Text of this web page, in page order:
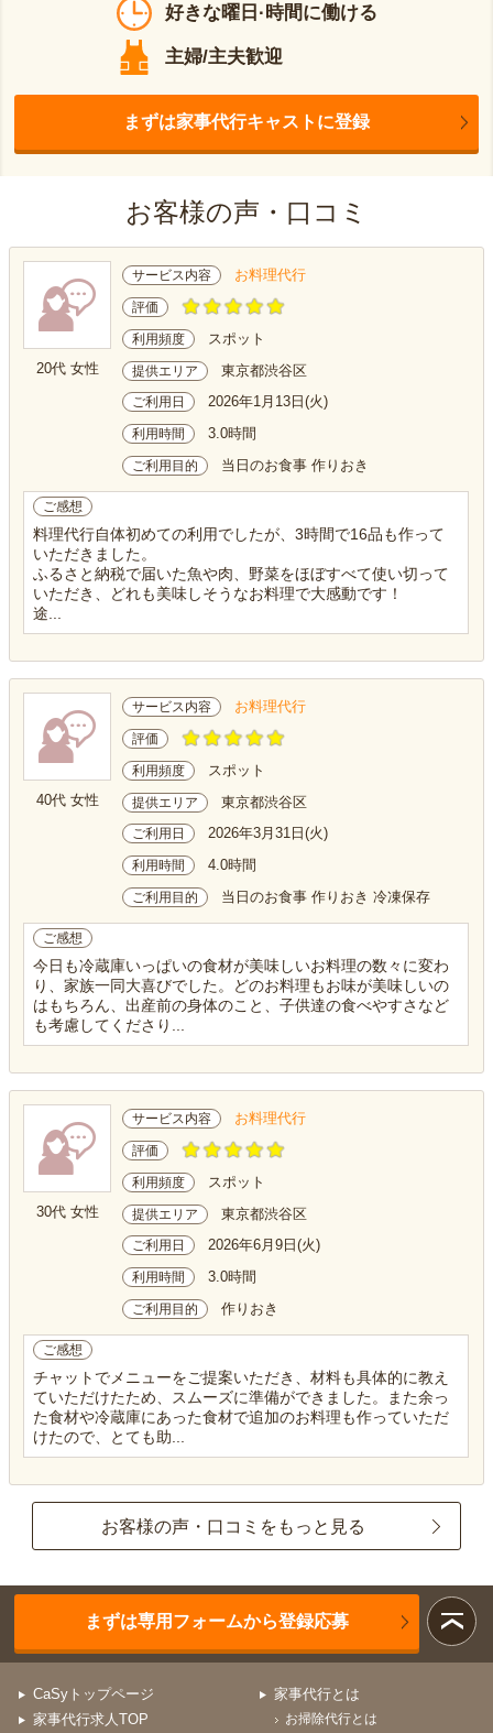
好きな曜日·時間に働ける
主婦/主夫歓迎
まずは家事代行キャストに登録
お客様の声・口コミ
20代 女性
サービス内容 お料理代行
評価
利用頻度 スポット
提供エリア 東京都渋谷区
ご利用日 2026年1月13日(火)
利用時間 3.0時間
ご利用目的 当日のお食事 作りおき
ご感想
料理代行自体初めての利用でしたが、3時間で16品も作って
いただきました。
ふるさと納税で届いた魚や肉、野菜をほぼすべて使い切って
いただき、どれも美味しそうなお料理で大感動です！
途...
40代 女性
サービス内容 お料理代行
評価
利用頻度 スポット
提供エリア 東京都渋谷区
ご利用日 2026年3月31日(火)
利用時間 4.0時間
ご利用目的 当日のお食事 作りおき 冷凍保存
ご感想
今日も冷蔵庫いっぱいの食材が美味しいお料理の数々に変わ
り、家族一同大喜びでした。どのお料理もお味が美味しいの
はもちろん、出産前の身体のこと、子供達の食べやすさなど
も考慮してくださり...
30代 女性
サービス内容 お料理代行
評価
利用頻度 スポット
提供エリア 東京都渋谷区
ご利用日 2026年6月9日(火)
利用時間 3.0時間
ご利用目的 作りおき
ご感想
チャットでメニューをご提案いただき、材料も具体的に教え
ていただけたため、スムーズに準備ができました。また余っ
た食材や冷蔵庫にあった食材で追加のお料理も作っていただ
けたので、とても助...
お客様の声・口コミをもっと見る
まずは専用フォームから登録応募
CaSyトップページ
家事代行求人TOP
家事代行とは
お掃除代行とは